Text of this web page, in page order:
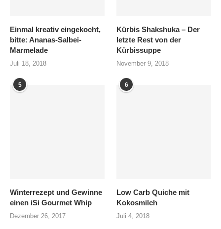
Einmal kreativ eingekocht,
bitte: Ananas-Salbei-
Marmelade
Juli 18, 2018
Kürbis Shakshuka – Der
letzte Rest von der
Kürbissuppe
November 9, 2018
5
Winterrezept und Gewinne
einen iSi Gourmet Whip
Dezember 26, 2017
6
Low Carb Quiche mit
Kokosmilch
Juli 4, 2018